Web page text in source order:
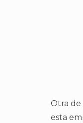
Otra de
esta